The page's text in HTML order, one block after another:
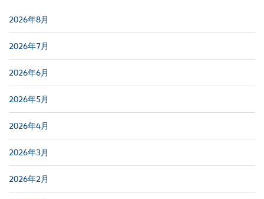
2026年8月
2026年7月
2026年6月
2026年5月
2026年4月
2026年3月
2026年2月